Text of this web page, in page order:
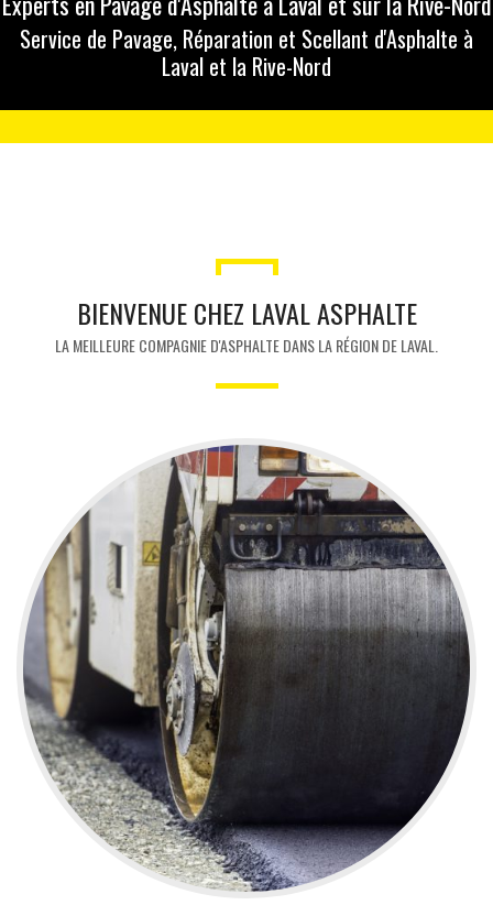
Service de Pavage, Réparation et Scellant d'Asphalte à
Laval et la Rive-Nord
BIENVENUE CHEZ LAVAL ASPHALTE
LA MEILLEURE COMPAGNIE D'ASPHALTE DANS LA RÉGION DE LAVAL.